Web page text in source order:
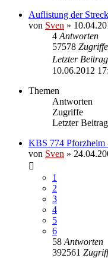
Auflistung der
von Sven »
4 Antworten
57578 Zugriffe
Letzter Beitrag
10.06.2012
Themen
Antworten
Zugriffe
Letzter Beitrag
KBS 774 Pforzheim
von Sven »
1
2
3
4
5
6
58 Antworten
392561